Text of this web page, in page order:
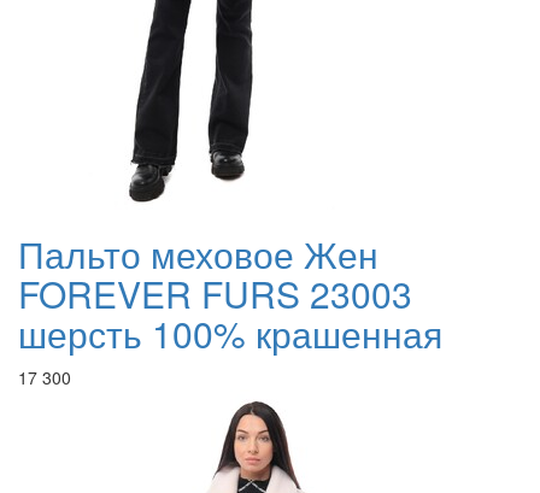
Пальто меховое Жен
FOREVER FURS 23003
шерсть 100% крашенная
17 300